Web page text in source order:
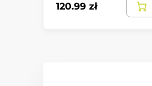
120.99 zł